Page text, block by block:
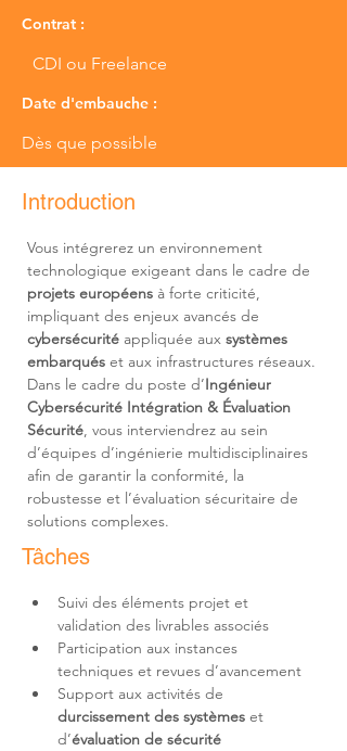
Contrat :
CDI ou Freelance
Date d'embauche :
Dès que possible
Introduction
Vous intégrerez un environnement
technologique exigeant dans le cadre de
projets européens à forte criticité,
impliquant des enjeux avancés de
cybersécurité appliquée aux systèmes
embarqués et aux infrastructures réseaux.
Dans le cadre du poste d’Ingénieur
Cybersécurité Intégration & Évaluation
Sécurité, vous interviendrez au sein
d’équipes d’ingénierie multidisciplinaires
afin de garantir la conformité, la
robustesse et l’évaluation sécuritaire de
solutions complexes.
Tâches
Suivi des éléments projet et
Participation aux instances
Support aux activités de
durcissement des systèmes et
d’évaluation de sécurité